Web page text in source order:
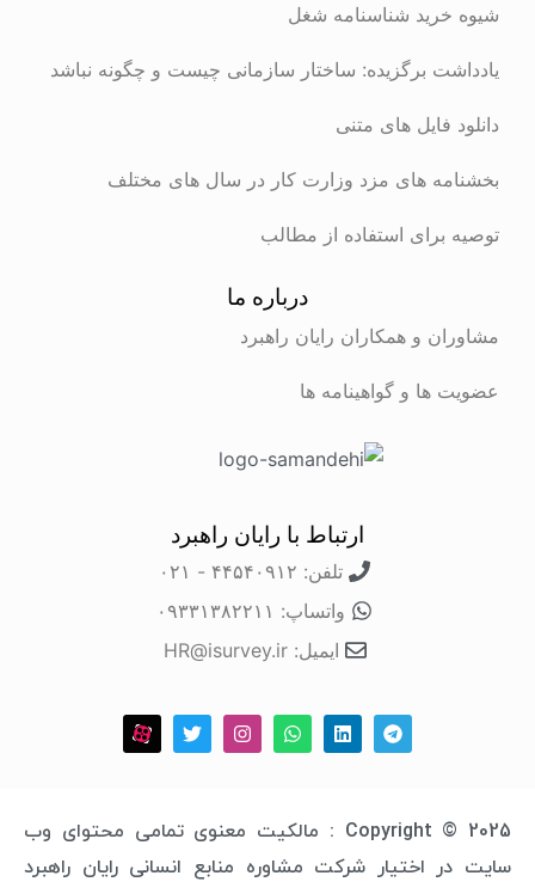
شیوه خرید شناسنامه شغل
یادداشت برگزیده: ساختار سازمانی چیست و چگونه نباشد
دانلود فایل های متنی
بخشنامه های مزد وزارت کار در سال های مختلف
توصیه برای استفاده از مطالب
درباره ما
مشاوران و همکاران رایان راهبرد
عضویت ها و گواهینامه ها
ارتباط با رایان راهبرد
تلفن: ۴۴۵۴۰۹۱۲ - ۰۲۱
واتساپ: ۰۹۳۳۱۳۸۲۲۱۱
ایمیل: HR@isurvey.ir
Copyright © 2025 : مالکیت معنوی تمامی محتوای وب
سایت در اختیار شرکت مشاوره منابع انسانی رایان راهبرد